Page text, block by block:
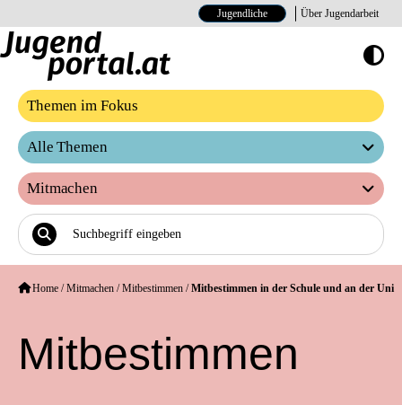
Jugendliche Über Jugendarbeit
Hoher Kontrast
Themen im Fokus
Alle Themen
Mitmachen
Home /Mitmachen /Mitbestimmen /Mitbestimmen in der Schule und an der Uni
Mitbestimmen